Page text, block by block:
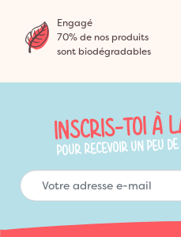
Engagé
70% de nos produits
sont biodégradables
INSCRIS-TOI À
POUR RECEVOIR UN PEU